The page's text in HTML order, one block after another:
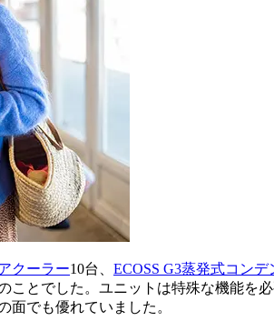
クーラー10台、 ECOSS G3蒸発式コンデ
ことでした。ユニットは特殊な機能
面でも優れていました。